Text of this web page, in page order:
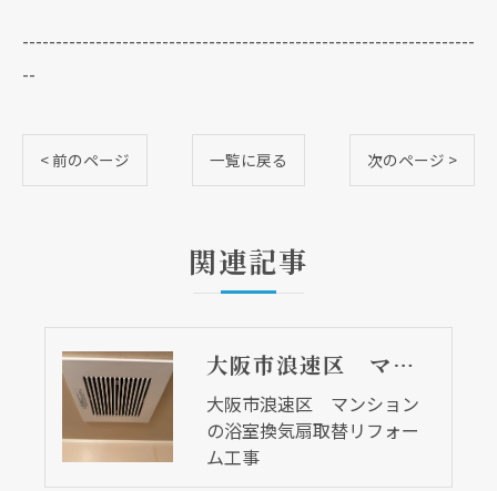
--------------------------------------------------------------------
--
< 前のページ 一覧に戻る 次のページ >
関連記事
大阪市浪速区 マンションの浴室換気扇取替リフォーム工事
大阪市浪速区 マンション
の浴室換気扇取替リフォー
ム工事